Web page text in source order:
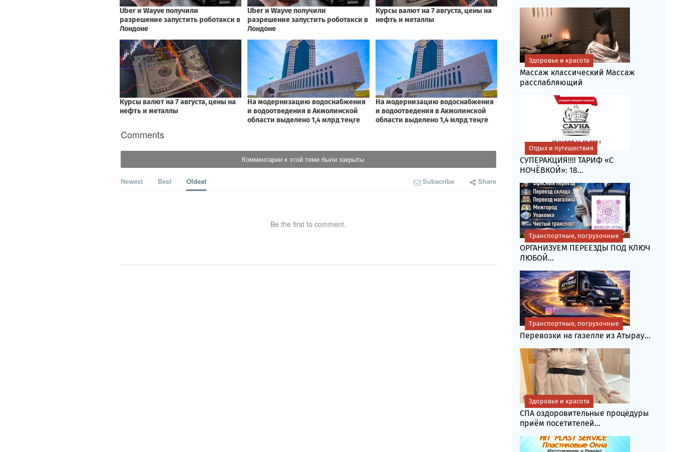
Comments
Комментарии к этой теме были закрыты
Newest Best Oldest Subscribe Share
Be the first to comment.
Массаж классический Массаж
расслабляющий
Здоровье и красота
СУПЕРАКЦИЯ!!!! ТАРИФ «C
НОЧЁВКОЙ»: 18...
Отдых и путешествия
ОРГАНИЗУЕМ ПЕРЕЕЗДЫ ПОД КЛЮЧ
ЛЮБОЙ...
Транспортные, погрузочные
Перевозки на газелле из Атырау...
Транспортные, погрузочные
СПА оздоровительные процедуры
приём посетителей...
Здоровье и красота